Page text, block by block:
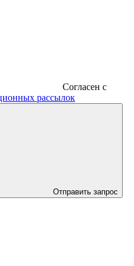
Согласен с
рассылок
Отправить запрос